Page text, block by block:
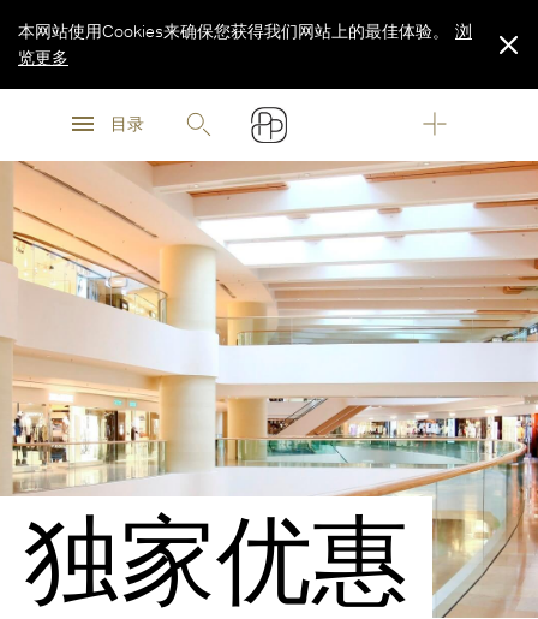
浏
目录
本网站使用Cookies来确保您获得我们网站上的最佳体验。
浏
览更多
独家优惠